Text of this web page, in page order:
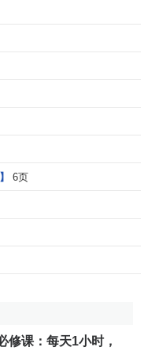
：在
险
则将其存入隔离基金
最突出的特点就是提
公司将保证比例定为
Guarantee
基金，投资期为10
％。如果10年后，
果10年后，由于
6页
修课：每天1小时，